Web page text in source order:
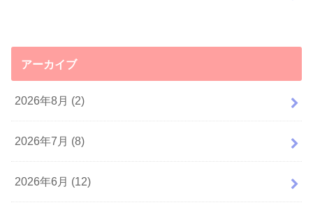
アーカイブ
2026年8月 (2)
2026年7月 (8)
2026年6月 (12)